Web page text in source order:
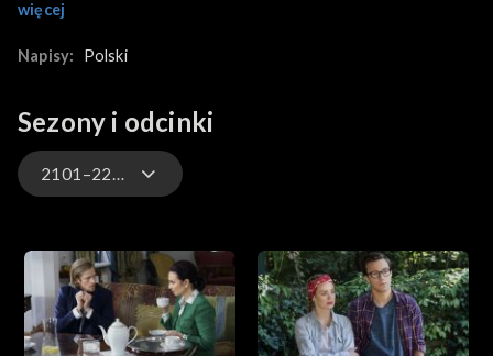
realizacji kolejnego nagrania. Ekipa Ex - Ex spotyka się w domu
podoba się scenariusz napisany przez Klarę i Kniewskiego.
strzelaninie w USA. Arleta doznaje urazu nogi ćwicząc w
Fitness Klubie w nieodpowiednim obuwiu.
więcej
Napisy: Polski
Sezony i odcinki
2101–2200
3201-3300
3101-3200